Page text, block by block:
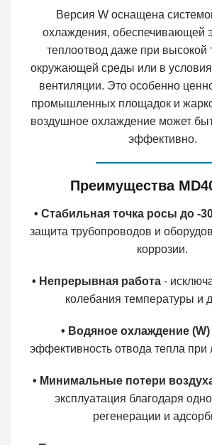
Версия W оснащена
охлаждения, обеспечивающей
теплоотвод даже при высокой
окружающей среды или в
вентиляции. Это особенно
промышленных площадок и
воздушное охлаждение может
эффективно.
Преимущества
• Стабильная точка росы до -
защита трубопроводов и
коррозии.
• Непрерывная работа -
колебания температуры и
• Водяное охлаждение (W)
эффективность отвода тепла при
• Минимальные потери
эксплуатация благодаря
регенерации и